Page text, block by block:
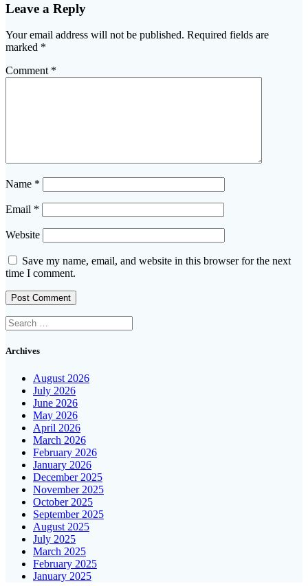
Leave a Reply
Your email address will not be published. Required fields are
marked *
Comment *
Name *
Email *
Website
Save my name, email, and website in this browser for the next
time I comment.
Search
for:
Archives
August 2026
July 2026
June 2026
May 2026
April 2026
March 2026
February 2026
January 2026
December 2025
November 2025
October 2025
September 2025
August 2025
July 2025
March 2025
February 2025
January 2025